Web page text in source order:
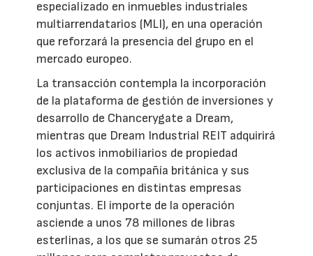
especializado en inmuebles industriales
multiarrendatarios (MLI), en una operación
que reforzará la presencia del grupo en el
mercado europeo.
La transacción contempla la incorporación
de la plataforma de gestión de inversiones y
desarrollo de Chancerygate a Dream,
mientras que Dream Industrial REIT adquirirá
los activos inmobiliarios de propiedad
exclusiva de la compañía británica y sus
participaciones en distintas empresas
conjuntas. El importe de la operación
asciende a unos 78 millones de libras
esterlinas, a los que se sumarán otros 25